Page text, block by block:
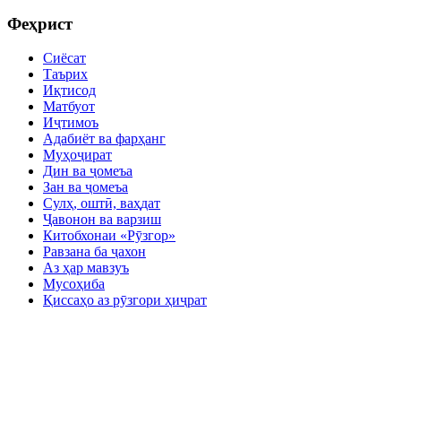
Феҳрист
Сиёсат
Таърих
Иқтисод
Матбуот
Иҷтимоъ
Адабиёт ва фарҳанг
Муҳоҷират
Дин ва ҷомеъа
Зан ва ҷомеъа
Сулҳ, оштӣ, ваҳдат
Ҷавонон ва варзиш
Китобхонаи «Рӯзгор»
Равзана ба ҷахон
Аз ҳар мавзуъ
Мусоҳиба
Қиссаҳо аз рӯзгори ҳиҷрат